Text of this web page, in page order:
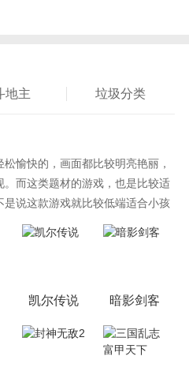
线下也可以获取超多的收
地主 垃圾分类
愉快的，画面都比较明亮艳丽，
而这类题材的游戏，也是比较适
说这款游戏就比较低端适合小孩
游戏中添加进入卡通元素，这也
凯尔传说 暗影剑客